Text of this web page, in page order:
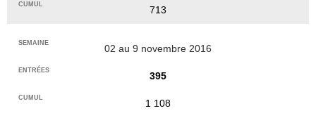
713
02 au 9 novembre 2016
395
1 108